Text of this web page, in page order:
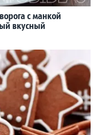
с манкой
вкусный